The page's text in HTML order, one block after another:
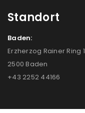
Standort
Baden:
Erzherzog Rainer Ring 1
2500 Baden
+43 2252 44166